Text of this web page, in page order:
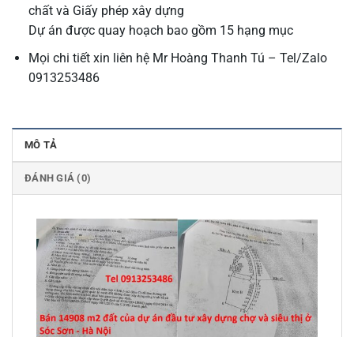
chất và Giấy phép xây dựng
Dự án được quay hoạch bao gồm 15 hạng mục
Mọi chi tiết xin liên hệ Mr Hoàng Thanh Tú – Tel/Zalo
0913253486
MÔ TẢ
ĐÁNH GIÁ (0)